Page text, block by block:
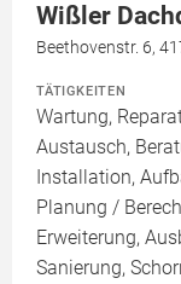
Wißler
Beethovenstr. 6,
TÄTIGKEITEN
Wartung,
Austausch,
Installation,
Planung /
Erweiterung,
Sanierung,